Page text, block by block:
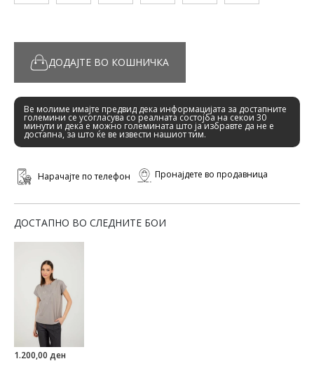
ДОДАЈТЕ ВО КОШНИЧКА
Ве молиме имајте предвид дека информацијата за достапните
големини се усогласува со реалната состојба на секои 30
минути и дека е можно големината што ја избравте да не е
достапна, за што ќе ве извести нашиот тим.
Нарачајте по телефон Пронајдете во продавница
ДОСТАПНО ВО СЛЕДНИТЕ БОИ
1.200,00 ден